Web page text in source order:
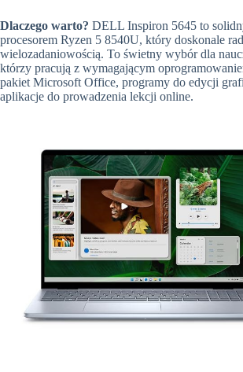
Dlaczego warto? DELL Inspiron 5645 to
procesorem Ryzen 5 8540U, który doskonale
wielozadaniowością. To świetny wybór dla
którzy pracują z wymagającym
pakiet Microsoft Office, programy do edycji
aplikacje do prowadzenia lekcji online.